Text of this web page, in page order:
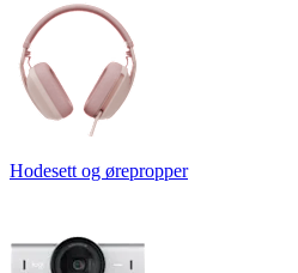
Hodesett og ørepropper